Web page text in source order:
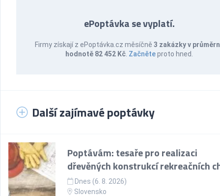
ePoptávka se vyplatí.
Firmy získají z ePoptávka.cz měsíčně 3 zakázky v
hodnotě 82 452 Kč Začněteproto hned.
Další zajímavé poptávky
Poptávám: tesaře pro realizaci
dřevěných konstrukcí rekreačních
Dnes (6. 8. 2026)
Slovensko